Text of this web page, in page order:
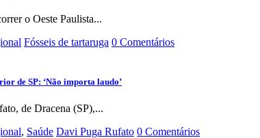
o Oeste Paulista...
Fósseis de tartaruga 0 Comentários
de SP: ‘Não importa laudo’
de Dracena (SP),...
, Saúde Davi Puga Rufato 0 Comentários